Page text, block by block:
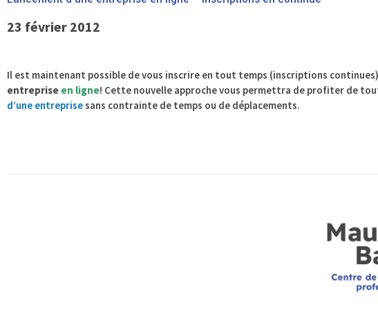
23 février 2012
Il est maintenant possible de vous inscrire en tout temps (inscriptions
entreprise en ligne! Cette nouvelle approche vous permettra de profiter de
d’une entreprisesans contrainte de temps ou de déplacements.